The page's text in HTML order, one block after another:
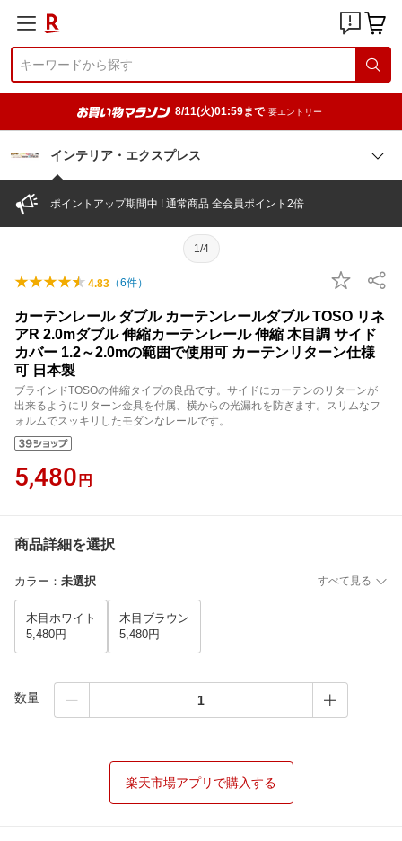
8/11(火)01:59まで 要エントリー
インテリア・エクスプレス
ポイントアップ期間中 ! 通常商品 全会員ポイント2倍
1/4
4.83 （6件）
カーテンレール ダブル カーテンレールダブル TOSO リネ
アR 2.0mダブル 伸縮カーテンレール 伸縮 木目調 サイド
カバー 1.2～2.0mの範囲で使用可 カーテンリターン仕様
可 日本製
ブラインドTOSOの伸縮タイプの良品です。サイドにカーテンのリターンが
出来るようにリターン金具を付属、横からの光漏れを防ぎます。スリムなフ
ォルムでスッキリしたモダンなレールです。
5,480 円
商品詳細を選択
カラー ： 未選択 すべて見る
木目ホワイト
5,480円
木目ブラウン
5,480円
数量
楽天市場アプリで購入する